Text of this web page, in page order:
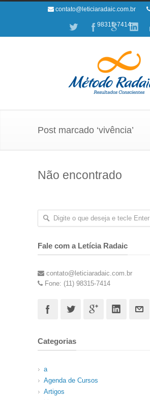
contato@leticiaradaic.com.br
98315-7414
Post marcado ‘vivência’
Não encontrado
Fale com a Letícia Radaic
contato@leticiaradaic.com.br
Fone: (11) 98315-7414
Categorias
a
Agenda de Cursos
Artigos